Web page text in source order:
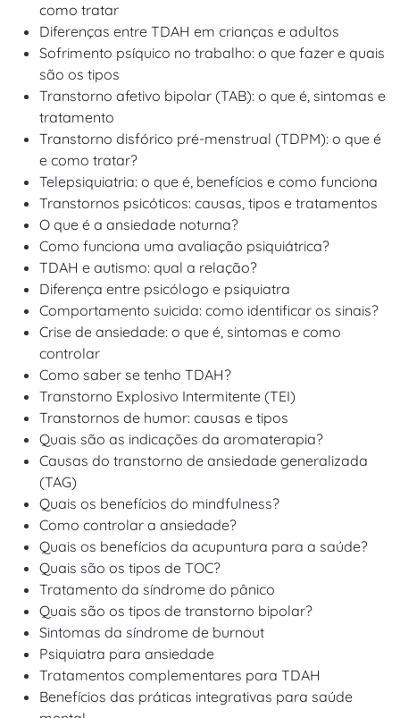
como tratar
Diferenças entre TDAH em crianças e adultos
Sofrimento psíquico no trabalho: o que fazer e quais
são os tipos
Transtorno afetivo bipolar (TAB): o que é, sintomas e
tratamento
Transtorno disfórico pré-menstrual (TDPM): o que é
e como tratar?
Telepsiquiatria: o que é, benefícios e como funciona
Transtornos psicóticos: causas, tipos e tratamentos
O que é a ansiedade noturna?
Como funciona uma avaliação psiquiátrica?
TDAH e autismo: qual a relação?
Diferença entre psicólogo e psiquiatra
Comportamento suicida: como identificar os sinais?
Crise de ansiedade: o que é, sintomas e como
controlar
Como saber se tenho TDAH?
Transtorno Explosivo Intermitente (TEI)
Transtornos de humor: causas e tipos
Quais são as indicações da aromaterapia?
Causas do transtorno de ansiedade generalizada
(TAG)
Quais os benefícios do mindfulness?
Como controlar a ansiedade?
Quais os benefícios da acupuntura para a saúde?
Quais são os tipos de TOC?
Tratamento da síndrome do pânico
Quais são os tipos de transtorno bipolar?
Sintomas da síndrome de burnout
Psiquiatra para ansiedade
Tratamentos complementares para TDAH
Benefícios das práticas integrativas para saúde